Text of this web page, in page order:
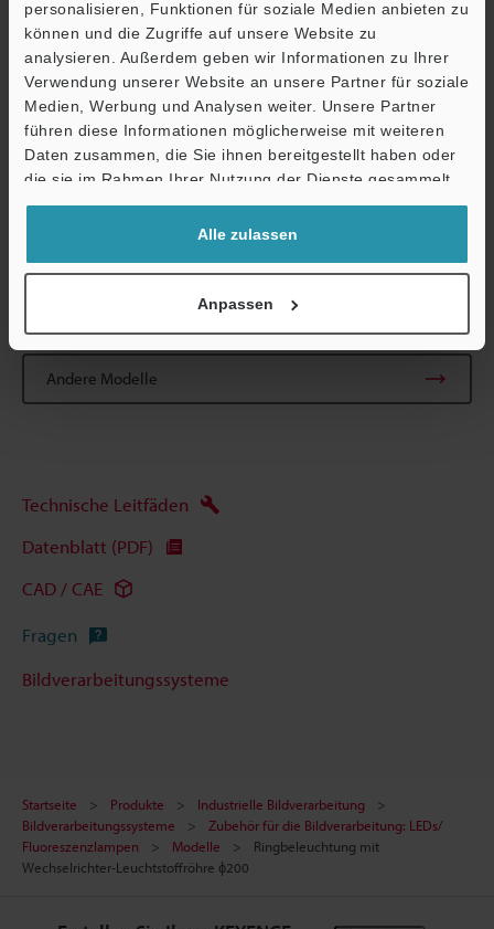
personalisieren, Funktionen für soziale Medien anbieten zu
können und die Zugriffe auf unsere Website zu
analysieren. Außerdem geben wir Informationen zu Ihrer
Verwendung unserer Website an unsere Partner für soziale
Medien, Werbung und Analysen weiter. Unsere Partner
führen diese Informationen möglicherweise mit weiteren
Daten zusammen, die Sie ihnen bereitgestellt haben oder
die sie im Rahmen Ihrer Nutzung der Dienste gesammelt
haben.
Alle zulassen
Anpassen
Beleuchtungsintensität
zurückgeht, wenn die Lampe kontinuierlich in einer
schwingungsfreien Umgebung
mit einer Umgebungstemperatur von 25°C eingeschaltet ist.
Hinweis: Die
tatsächliche Lebensdauer hängt von den Einsatzbedingungen ab.
Die ursprüngliche Beleuchtungsintensität bezieht sich auf die
Beleuchtungsintensität, die zu dem Zeitpunkt gemessen wird,
wenn die Lampe in
tadellosem Zustand zum ersten Mal eingeschaltet wird.
Andere Modelle
Technische Leitfäden
Datenblatt (PDF)
CAD / CAE
Fragen
Bildverarbeitungssysteme
Startseite Produkte
Industrielle Bildverarbeitung
Bildverarbeitungssysteme
Zubehör für die Bildverarbeitung: LEDs/
Fluoreszenzlampen
Modelle
Ringbeleuchtung mit
Wechselrichter-Leuchtstoffröhre ɸ200
Support